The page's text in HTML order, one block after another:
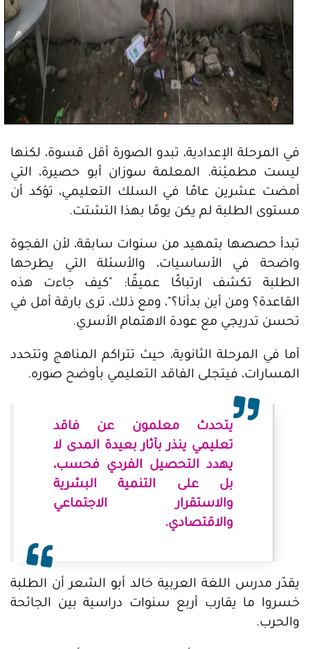
في المرحلة الإعدادية، تبدو الصورة أقل قسوة، لكنها
ليست مطمئِنة. المعلمة سوزان أبو حصيرة، التي
أمضت عشرين عامًا في السلك التعليمي، تؤكد أن
مستوى الطلبة لم يكن يومًا بهذا التشتت.
تبدأ حصصها بتمهيد من سنوات سابقة، لأن الفجوة
واضحة في الأساسيات، والأسئلة التي يطرحها
الطلبة تكشف ارتباكًا عميقًا: "كيف جاءت هذه
القاعدة؟ ومن أين بدأنا؟"، ومع ذلك، ترى بارقة أمل في
تحسن تدريجي مع عودة الاهتمام الأسري.
أما في المرحلة الثانوية، حيث تتراكم المناهج وتتحدد
المسارات، فيتجلى الفاقد التعليمي بأوضح صوره.
يتحدث معلمون عن فاقد
تعليمي ينذر بآثار بعيدة المدى لا
يهدد التحصيل الفردي فحسب،
بل على التنمية البشرية
والاستقرار الاجتماعي
والاقتصادي.
يقدّر مدرس اللغة العربية خالد أبو الشعر أن الطلبة
خسروا ما يقارب أربع سنوات دراسية بين الجائحة
والحرب.